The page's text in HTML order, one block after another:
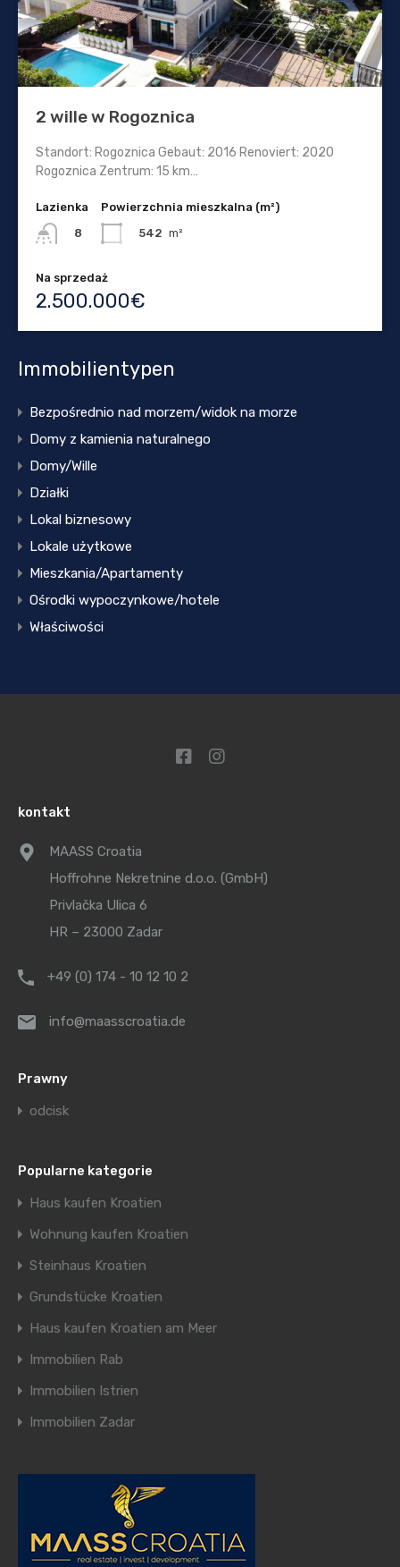
2 wille w Rogoznica
Standort: Rogoznica Gebaut: 2016 Renoviert: 2020
Rogoznica Zentrum: 15 km…
Lazienka
8
Powierzchnia mieszkalna (m²)
542 m²
Na sprzedaż
2.500.000€
Immobilientypen
Bezpośrednio nad morzem/widok na morze
Domy z kamienia naturalnego
Domy/Wille
Działki
Lokal biznesowy
Lokale użytkowe
Mieszkania/Apartamenty
Ośrodki wypoczynkowe/hotele
Właściwości
kontakt
MAASS Croatia
Hoffrohne Nekretnine d.o.o. (GmbH)
Privlačka Ulica 6
HR – 23000 Zadar
+49 (0) 174 - 10 12 10 2
info@maasscroatia.de
Prawny
odcisk
Popularne kategorie
Haus kaufen Kroatien
Wohnung kaufen Kroatien
Steinhaus Kroatien
Grundstücke Kroatien
Haus kaufen Kroatien am Meer
Immobilien Rab
Immobilien Istrien
Immobilien Zadar